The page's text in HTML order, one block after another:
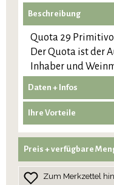
Beschreibung
Quota 29
Der Quota ist der
Inhaber und
Daten + Infos
Ihre Vorteile
Preis + verfügbare
Zum Merkzettel